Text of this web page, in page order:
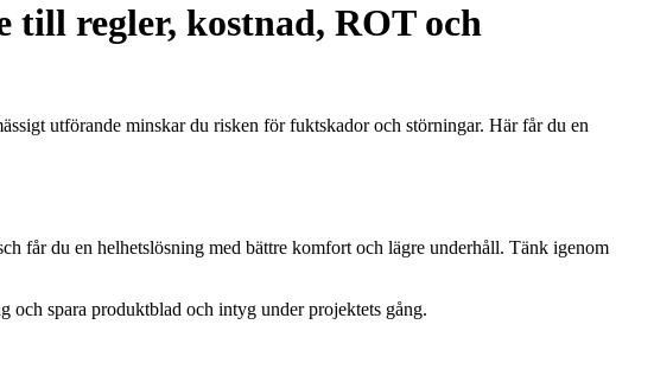
till regler, kostnad, ROT och
utförande minskar du risken för fuktskador och störningar. Här får du en
får du en helhetslösning med bättre komfort och lägre underhåll. Tänk igenom
spara produktblad och intyg under projektets gång.